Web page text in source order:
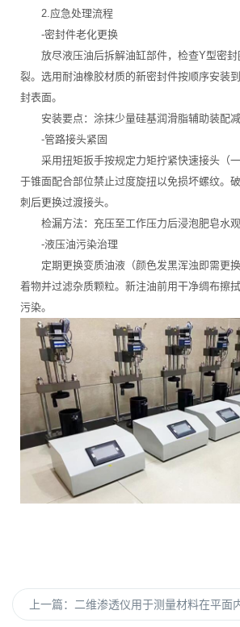
2.应急处理流程
-密封件老化更换
放尽液压油后拆解油缸部件，检查Y型密封
裂。选用耐油橡胶材质的新密封件按顺序安装
封表面。
安装要点：涂抹少量硅基润滑脂辅助装配减
-管路接头紧固
采用扭矩扳手按规定力矩拧紧快速接头（一
于锥面配合部位禁止过度旋扭以免损坏螺纹。
刺后更换过渡接头。
检漏方法：充压至工作压力后浸泡肥皂水观
-液压油污染治理
定期更换变质油液（颜色发黑浑浊即需更
着物并过滤杂质颗粒。新注油前用干净绸布擦
污染。
上一篇： 二维渗透仪用于测量材料在平面内两